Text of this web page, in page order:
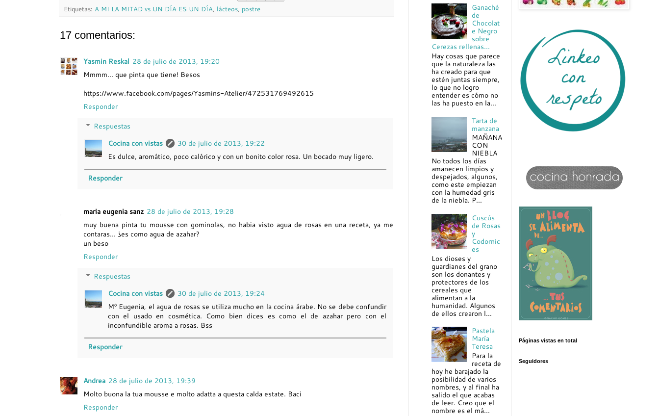
Etiquetas: A MI LA MITAD vs UN DÍA ES UN DÍA lácteos postre
17 comentarios:
Yasmin Reskal 28 de julio de 2013, 19:20
Mmmm... que pinta que tiene! Besos
https://www.facebook.com/pages/Yasmins-Atelier/472531769492615
Responder
Respuestas
Cocina con vistas
30 de julio de 2013, 19:22
Es dulce, aromático, poco calórico y con un bonito color rosa. Un bocado muy ligero.
Responder
maria eugenia sanz 28 de julio de 2013, 19:28
muy buena pinta tu mousse con gominolas, no habia visto agua de rosas en una receta, ya me
contaras... ¿es como agua de azahar?
un beso
Responder
Respuestas
Cocina con vistas
30 de julio de 2013, 19:24
Mº Eugenia, el agua de rosas se utiliza mucho en la cocina árabe. No se debe confundir
con el usado en cosmética. Como bien dices es como el de azahar pero con el
inconfundible aroma a rosas. Bss
Responder
Andrea 28 de julio de 2013, 19:39
Molto buona la tua mousse e molto adatta a questa calda estate. Baci
Responder
Ganaché
de
Chocolat
e Negro
sobre
Cerezas rellenas...
Hay cosas que parece
que la naturaleza las
ha creado para que
estén juntas siempre,
lo que no logro
entender es cómo no
las ha puesto en la...
Tarta de
manzana
MAÑANA
CON
NIEBLA
No todos los días
amanecen limpios y
despejados, algunos,
como este empiezan
con la humedad gris
de la niebla. P...
Cuscús
de Rosas
y
Codornic
es
Los dioses y
guardianes del grano
son los donantes y
protectores de los
cereales que
alimentan a la
humanidad. Algunos
de ellos crearon l...
Pastela
María
Teresa
Para la
receta de
hoy he barajado la
posibilidad de varios
nombres, y al final ha
salido el que acabas
de leer. Creo que el
nombre es el má...
Páginas vistas en total
Seguidores